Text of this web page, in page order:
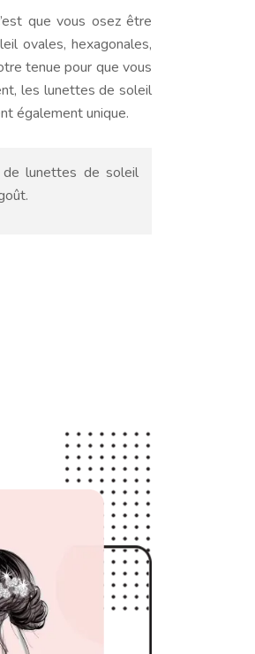
que vous osez être
ovales, hexagonales,
tenue pour que vous
les lunettes de soleil
également unique.
lunettes de soleil